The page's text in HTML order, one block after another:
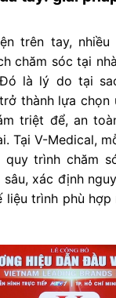
trên tay,
chăm sóc tại
là lý do tại
thành lựa chọn
triệt để, an
Tại V-Medical,
quy trình chăm
xác định
liệu trình phù